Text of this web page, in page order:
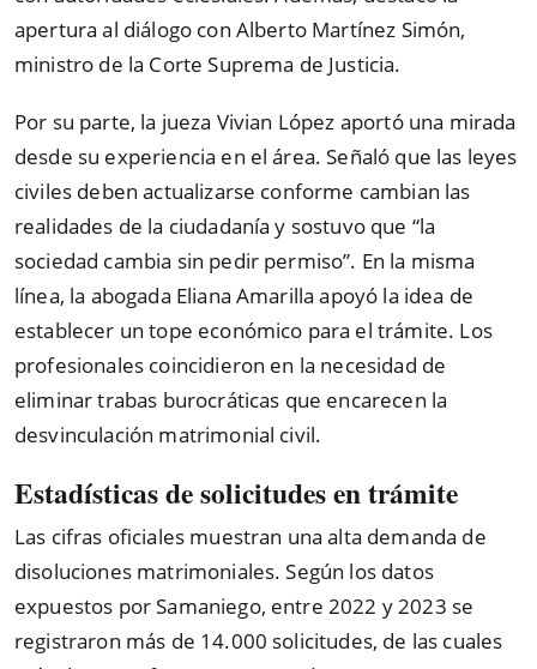
apertura al diálogo con Alberto Martínez Simón,
ministro de la Corte Suprema de Justicia.
Por su parte, la jueza Vivian López aportó una mirada
desde su experiencia en el área. Señaló que las leyes
civiles deben actualizarse conforme cambian las
realidades de la ciudadanía y sostuvo que “la
sociedad cambia sin pedir permiso”. En la misma
línea, la abogada Eliana Amarilla apoyó la idea de
establecer un tope económico para el trámite. Los
profesionales coincidieron en la necesidad de
eliminar trabas burocráticas que encarecen la
desvinculación matrimonial civil.
Estadísticas de solicitudes en trámite
Las cifras oficiales muestran una alta demanda de
disoluciones matrimoniales. Según los datos
expuestos por Samaniego, entre 2022 y 2023 se
registraron más de 14.000 solicitudes, de las cuales